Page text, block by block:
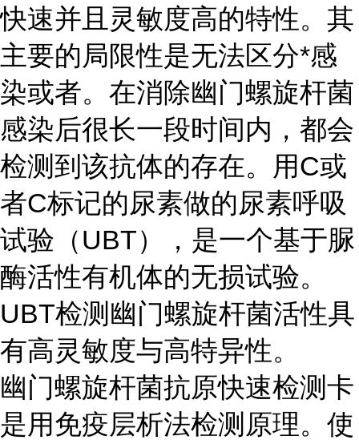
快速并且灵敏度高的特性。其
主要的局限性是无法区分*感
染或者。在消除幽门螺旋杆菌
感染后很长一段时间内，都会
检测到该抗体的存在。用C或
者C标记的尿素做的尿素呼吸
试验（UBT），是一个基于脲
酶活性有机体的无损试验。
UBT检测幽门螺旋杆菌活性具
有高灵敏度与高特异性。
幽门螺旋杆菌抗原快速检测卡
是用免疫层析法检测原理。使